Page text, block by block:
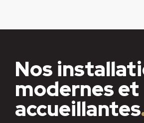
Nos
modernes et
accueillantes